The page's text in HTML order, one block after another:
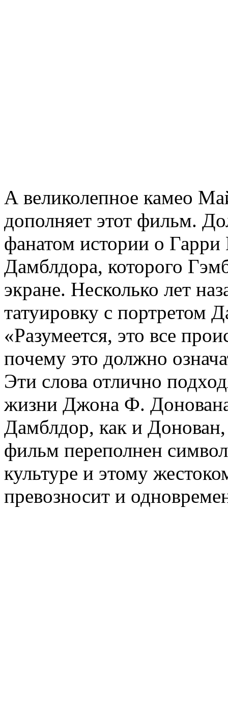
А великолепное камео
дополняет этот фильм.
фанатом истории о Гарри
Дамблдора, которого
экране. Несколько лет
татуировку с портретом
«Разумеется, это все
почему это должно
Эти слова отлично
жизни Джона Ф.
Дамблдор, как и
фильм переполнен
культуре и этому
превозносит и